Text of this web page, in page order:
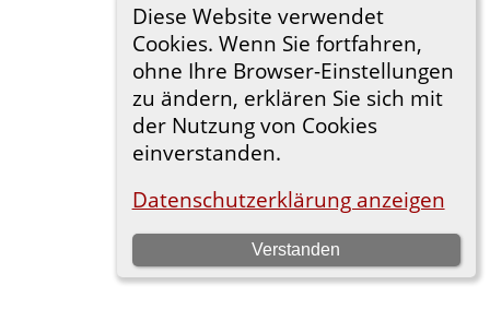
Diese Website verwendet
Cookies. Wenn Sie fortfahren,
ohne Ihre Browser-Einstellungen
zu ändern, erklären Sie sich mit
der Nutzung von Cookies
einverstanden.
Datenschutzerklärung anzeigen
Verstanden